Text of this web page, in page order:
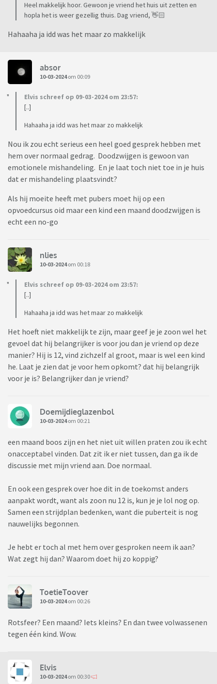
Heel makkelijk hoor. Gewoon je vriend het huis uit zetten en
hopla het is weer gezellig thuis. Dag vriend, 👋🏻
Hahaaha ja idd was het maar zo makkelijk
absor
10-03-2024om 00:09
Elvis schreef op 09-03-2024 om 23:57:
[..]
Hahaaha ja idd was het maar zo makkelijk
Nou ik zou echt serieus een heel goed gesprek hebben met
hem over normaal gedrag. Doodzwijgen is gewoon van
emotionele mishandeling. En je laat toch niet toe in je huis
dat er mishandeling plaatsvindt?
Als hij moeite heeft met pubers moet hij op een
opvoedcursus oid maar een kind een maand doodzwijgen is
echt een no-go
nlies
10-03-2024om 00:18
Elvis schreef op 09-03-2024 om 23:57:
[..]
Hahaaha ja idd was het maar zo makkelijk
Het hoeft niet makkelijk te zijn, maar geef je je zoon wel het
gevoel dat hij belangrijker is voor jou dan je vriend op deze
manier? Hij is 12, vind zichzelf al groot, maar is wel een kind
he. Laat je zien dat je voor hem opkomt? dat hij belangrijk
voor je is? Belangrijker dan je vriend?
Doemijdieglazenbol
10-03-2024om 00:21
een maand boos zijn en het niet uit willen praten zou ik echt
onacceptabel vinden. Dat zit ik er niet tussen, dan ga ik de
discussie met mijn vriend aan. Doe normaal.
En ook een gesprek over hoe dit in de toekomst anders
aanpakt wordt, want als zoon nu 12 is, kun je je lol nog op.
Samen een strijdplan bedenken, want die puberteit is nog
nauwelijks begonnen.
Je hebt er toch al met hem over gesproken neem ik aan?
Wat zegt hij dan? Waarom doet hij zo koppig?
ToetieToover
10-03-2024om 00:26
Rotsfeer? Een maand? Iets kleins? En dan twee volwassenen
tegen één kind. Wow.
Elvis
10-03-2024om 00:30